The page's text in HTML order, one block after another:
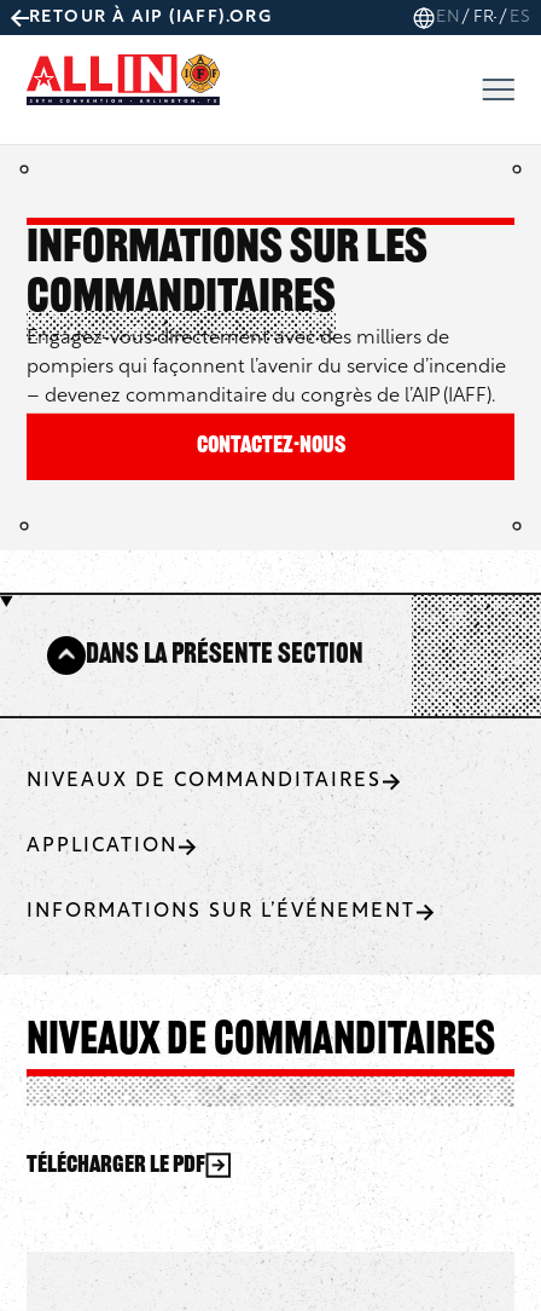
Aller
contenu
RETOUR À AIP (IAFF).ORG EN FR-CA
ES
Informations sur les
commanditaires
Engagez-vous directement avec des milliers de
pompiers qui façonnent l’avenir du service d’incendie
– devenez commanditaire du congrès de l’AIP (IAFF).
Contactez-nous
Dans la présente section
NIVEAUX DE COMMANDITAIRES
APPLICATION
INFORMATIONS SUR L’ÉVÉNEMENT
Niveaux de commanditaires
Télécharger le PDF